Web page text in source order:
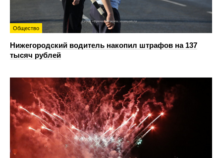
Общество
Нижегородский водитель накопил штрафов на 137
тысяч рублей